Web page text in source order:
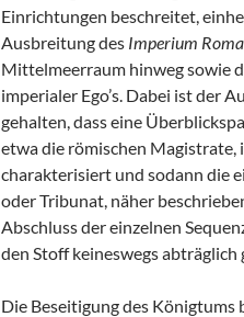
Einrichtungen beschreitet,
Ausbreitung des Imperium
Mittelmeerraum hinweg sowie
imperialer Ego’s. Dabei ist der
gehalten, dass eine
etwa die römischen Magistrate,
charakterisiert und sodann die
oder Tribunat, näher
Abschluss der einzelnen
den Stoff keineswegs abträglich
Die Beseitigung des